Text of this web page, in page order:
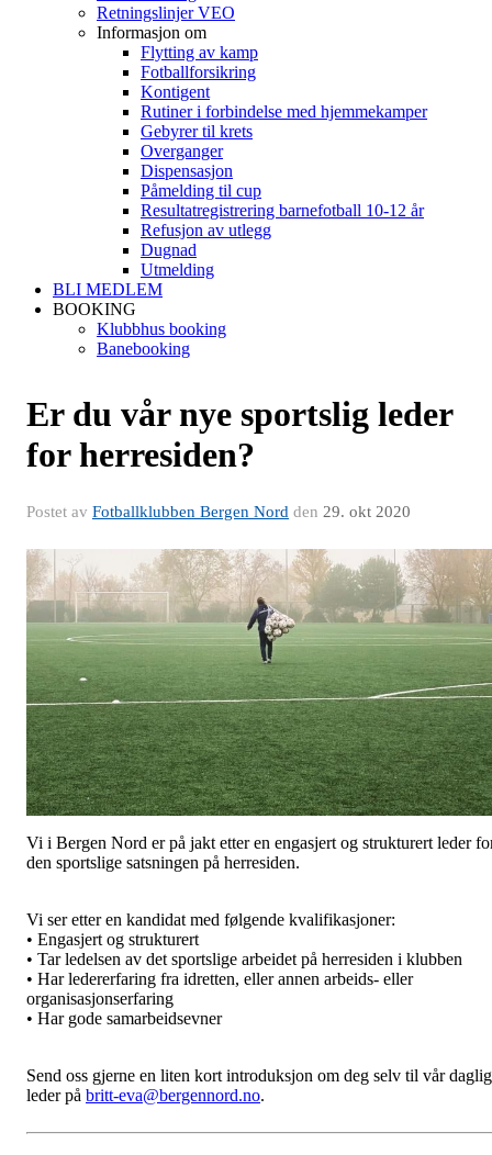
Retningslinjer VEO
Informasjon om
Flytting av kamp
Fotballforsikring
Kontigent
Rutiner i forbindelse med hjemmekamper
Gebyrer til krets
Overganger
Dispensasjon
Påmelding til cup
Resultatregistrering barnefotball 10-12 år
Refusjon av utlegg
Dugnad
Utmelding
BLI MEDLEM
BOOKING
Klubbhus booking
Banebooking
Er du vår nye sportslig leder
for herresiden?
Postet av Fotballklubben Bergen Nord den 29. okt 2020
Vi i Bergen Nord er på jakt etter en engasjert og strukturert leder
den sportslige satsningen på herresiden.
Vi ser etter en kandidat med følgende kvalifikasjoner:
• Engasjert og strukturert
• Tar ledelsen av det sportslige arbeidet på herresiden i klubben
• Har ledererfaring fra idretten, eller annen arbeids- eller
organisasjonserfaring
• Har gode samarbeidsevner
Send oss gjerne en liten kort introduksjon om deg selv til vår daglig
leder på britt-eva@bergennord.no.